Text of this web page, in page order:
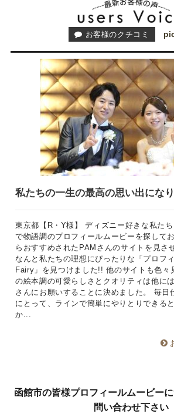
お客様のクチコミ
私たちの一生の最高の思い出にな
東京都【R・Y様】 ディズニー好きな私た
で物語調のプロフィールムービーを探して
らおすすめされたPAMさんのサイトを見さ
なんと私たちの理想にぴったりな「プロフ
Fairy」を見つけました!! 他のサイトも色々
の絵本調の可愛らしさとクオリティは他に
さんにお願いすることに決めました。 毎日
にとって、ラインで簡単にやりとりできる
か...
函館市の皆様プロフィールムービー
問い合わせ下さい